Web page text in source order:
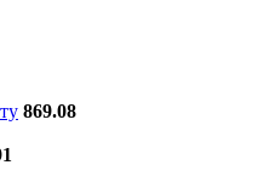
869.08